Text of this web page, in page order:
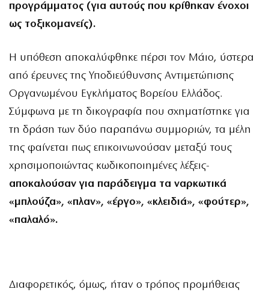
προγράμματος (για αυτούς που κρίθηκαν ένοχοι
ως τοξικομανείς).
Η υπόθεση αποκαλύφθηκε πέρσι τον Μάιο, ύστερα
από έρευνες της Υποδιεύθυνσης Αντιμετώπισης
Οργανωμένου Εγκλήματος Βορείου Ελλάδος.
Σύμφωνα με τη δικογραφία που σχηματίστηκε για
τη δράση των δύο παραπάνω συμμοριών, τα μέλη
της φαίνεται πως επικοινωνούσαν μεταξύ τους
χρησιμοποιώντας κωδικοποιημένες λέξεις-
αποκαλούσαν για παράδειγμα τα ναρκωτικά
«μπλούζα», «πλαν», «έργο», «κλειδιά», «φούτερ»,
«παλαλό».
Διαφορετικός, όμως, ήταν ο τρόπος προμήθειας